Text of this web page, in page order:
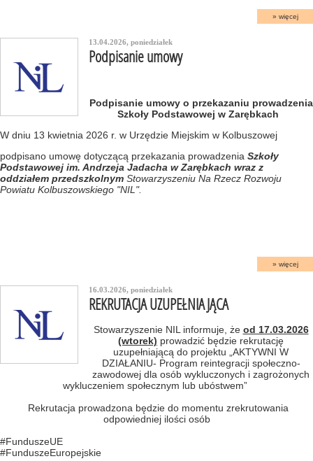
więcej
13.04.2026, poniedziałek
Podpisanie umowy
Podpisanie umowy o przekazaniu prowadzenia
Szkoły Podstawowej w Zarębkach
W dniu 13 kwietnia 2026 r. w Urzędzie Miejskim w Kolbuszowej
podpisano umowę dotyczącą przekazania prowadzenia Szkoły
Podstawowej im. Andrzeja Jadacha w Zarębkach wraz z
oddziałem przedszkolnym Stowarzyszeniu Na Rzecz Rozwoju
Powiatu Kolbuszowskiego "NIL".
więcej
16.03.2026, poniedziałek
REKRUTACJA UZUPEŁNIAJĄCA
Stowarzyszenie NIL informuje, że od 17.03.2026
(wtorek) prowadzić będzie rekrutację
uzupełniającą do projektu „AKTYWNI W
DZIAŁANIU- Program reintegracji społeczno-
zawodowej dla osób wykluczonych i zagrożonych
wykluczeniem społecznym lub ubóstwem”
Rekrutacja prowadzona będzie do momentu zrekrutowania
odpowiedniej ilości osób
#FunduszeUE
#FunduszeEuropejskie